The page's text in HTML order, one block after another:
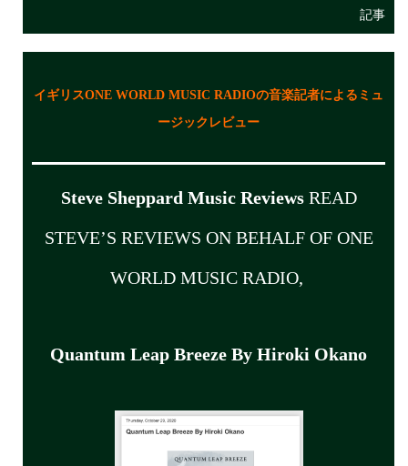
記事
イギリスONE WORLD MUSIC RADIOの音楽記者によるミュ
ージックレビュー
Steve Sheppard Music ReviewsREAD
STEVE’S REVIEWS ON BEHALF OF ONE
WORLD MUSIC RADIO,
Quantum Leap Breeze By Hiroki Okano